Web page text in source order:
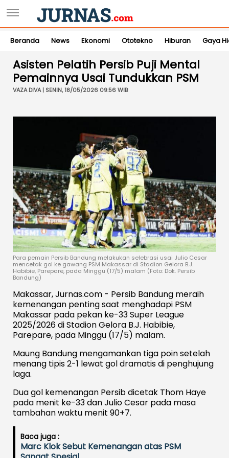
Beranda News Ekonomi Ototekno Hiburan Gaya
Asisten Pelatih Persib Puji Mental
Pemainnya Usai Tundukkan PSM
VAZA DIVA | SENIN, 18/05/2026 09:56 WIB
Para pemain Persib Bandung melakukan selebrasi usai Julio Cesar
mencetak gol ke gawang PSM Makassar di Stadion Gelora B.J.
Habibie, Parepare, pada Minggu (17/5) malam (Foto: Dok. Persib
Bandung)
Makassar, Jurnas.com - Persib Bandung meraih
kemenangan penting saat menghadapi PSM
Makassar pada pekan ke-33 Super League
2025/2026 di Stadion Gelora B.J. Habibie,
Parepare, pada Minggu (17/5) malam.
Maung Bandung mengamankan tiga poin setelah
menang tipis 2-1 lewat gol dramatis di penghujung
laga.
Dua gol kemenangan Persib dicetak Thom Haye
pada menit ke-33 dan Julio Cesar pada masa
tambahan waktu menit 90+7.
Baca juga :
Marc Klok Sebut Kemenangan atas PSM